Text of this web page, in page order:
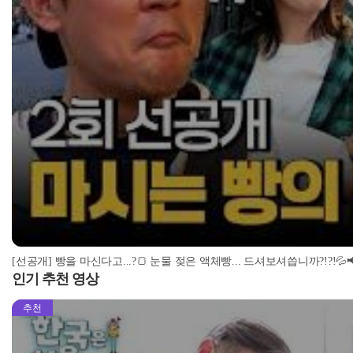
[선공개] 빵을 마신다고...?🍞 눈물 젖은 액체빵... 드셔보셔씁니까
인기 추천 영상
추천